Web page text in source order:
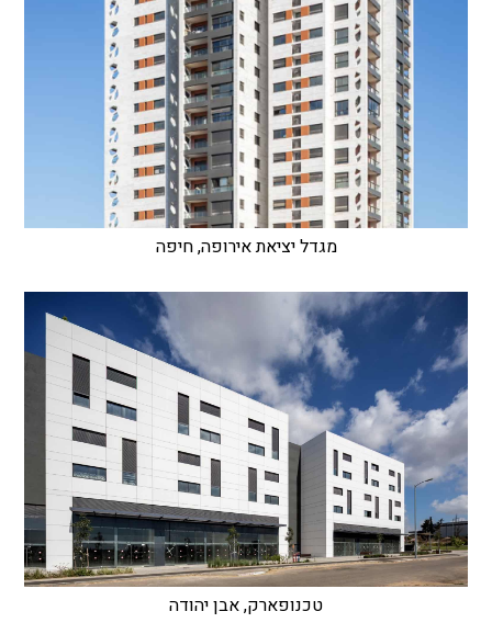
מגדל יציאת אירופה, חיפה
טכנופארק, אבן יהודה